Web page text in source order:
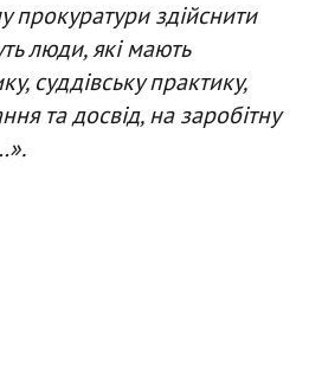
здійснити
люди, які мають
суддівську практику,
та досвід, на заробітну